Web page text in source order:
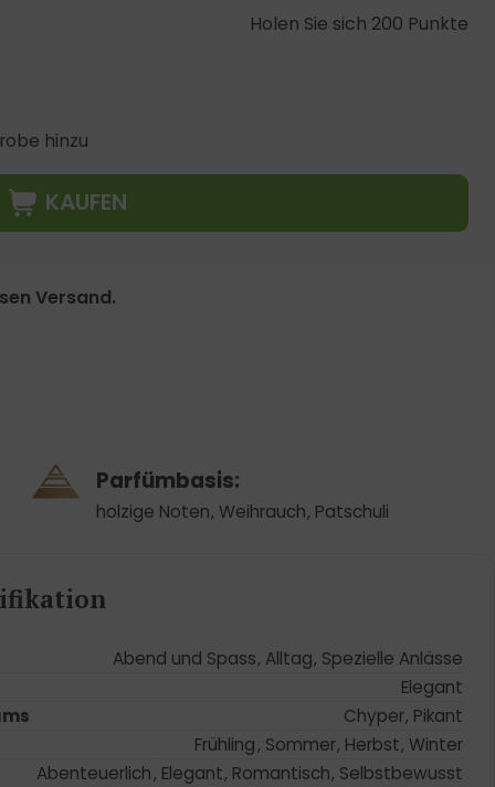
Holen Sie sich 200 Punkte
hinzu
KAUFEN
Versand.
Parfümbasis:
holzige Noten, Weihrauch, Patschuli
Abend und Spass, Alltag, Spezielle Anlässe
Elegant
Chyper, Pikant
Frühling, Sommer, Herbst, Winter
Abenteuerlich, Elegant, Romantisch, Selbstbewusst